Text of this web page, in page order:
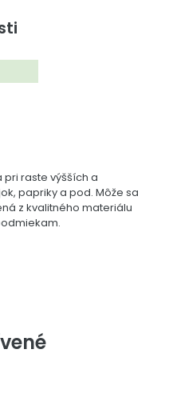
pri raste výšších a
papriky a pod. Môže sa
z kvalitného materiálu